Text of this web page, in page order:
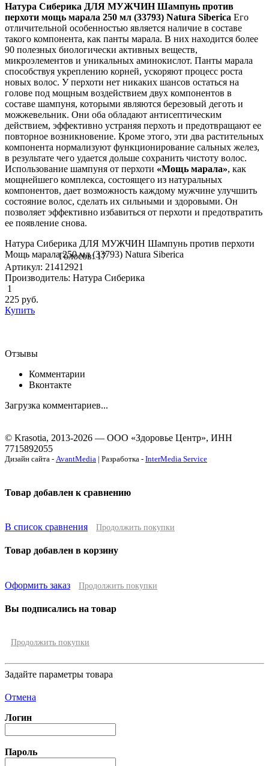
Натура Сиберика ДЛЯ МУЖЧИН Шампунь против
перхоти мощь марала 250 мл (33793) Natura Siberica Его
отличительной особенностью является наличие в составе
такого компонента, как панты марала. В них находится более
90 полезных биологически активных веществ,
микроэлементов и уникальных аминокислот. Панты марала
способствуя укреплению корней, ускоряют процесс роста
новых волос. У перхоти нет никаких шансов остаться на
голове под мощным воздействием двух компонентов в
составе шампуня, которыми являются березовый деготь и
можжевельник. Они оба обладают антисептическим
действием, эффективно устраняя перхоть и предотвращают ее
повторное возникновение. Кроме этого, эти два растительных
компонента нормализуют функционирование сальных желез,
в результате чего удается дольше сохранить чистоту волос.
Использование шампуня от перхоти «Мощь марала», как
мощнейшего комплекса, состоящего из натуральных
компонентов, дает возможность каждому мужчине улучшить
состояние волос, сделать их сильными и здоровыми. Он
позволяет эффективно избавиться от перхоти и предотвратить
ее появление снова.
Натура Сиберика ДЛЯ МУЖЧИН Шампунь против перхоти
Мощь марала 250 мл (33793) Natura Siberica
Голосов: 17
Артикул: 21412921
Производитель: Натура Сиберика
1
225 руб.
Купить
Отзывы
Комментарии
Вконтакте
Загрузка комментариев...
© Krasotia, 2013-2026 — ООО «Здоровье Центр», ИНН
7715892055
Дизайн сайта - AvantMedia | Разработка - InterMedia Service
Товар добавлен к сравнению
В список сравнения Продолжить покупки
Товар добавлен в корзину
Оформить заказ Продолжить покупки
Вы подписались на товар
Продолжить покупки
Задайте параметры товара
Отмена
Логин
Пароль